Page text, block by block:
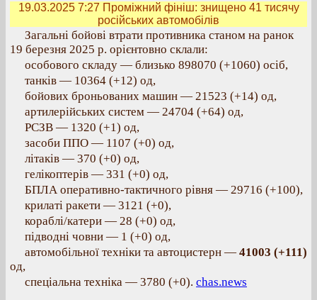
19.03.2025 7:27 Проміжний фініш: знищено 41 тисячу
російських автомобілів
Загальні бойові втрати противника станом на ранок
19 березня 2025 р. орієнтовно склали:
особового складу — близько 898070 (+1060) осіб,
танків — 10364 (+12) од,
бойових броньованих машин — 21523 (+14) од,
артилерійських систем — 24704 (+64) од,
РСЗВ — 1320 (+1) од,
засоби ППО — 1107 (+0) од,
літаків — 370 (+0) од,
гелікоптерів — 331 (+0) од,
БПЛА оперативно-тактичного рівня — 29716 (+100),
крилаті ракети — 3121 (+0),
кораблі/катери — 28 (+0) од,
підводні човни — 1 (+0) од,
автомобільної техніки та автоцистерн — 41003 (+111)
од,
спеціальна техніка — 3780 (+0). chas.news